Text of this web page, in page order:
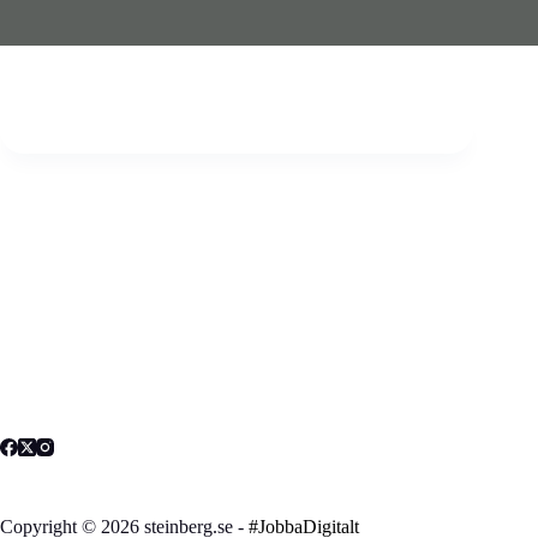
Copyright © 2026 steinberg.se - #JobbaDigitalt